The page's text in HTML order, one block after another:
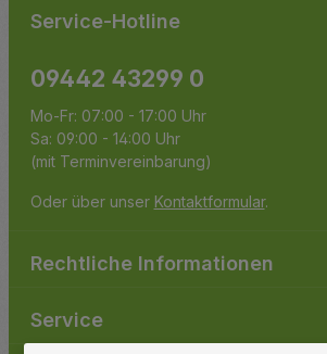
Service-Hotline
09442 43299 0
Mo-Fr: 07:00 - 17:00 Uhr
Sa: 09:00 - 14:00 Uhr
(mit Terminvereinbarung)
Oder über unser Kontaktformular.
Rechtliche Informationen
Service